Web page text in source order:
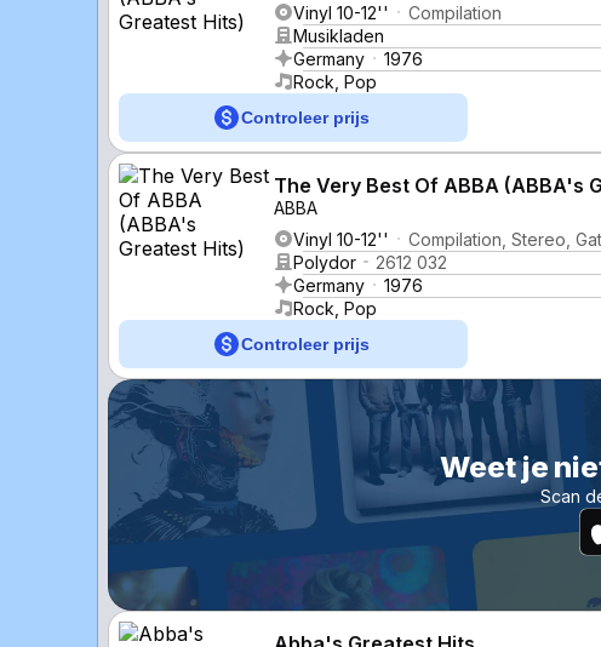
Vinyl 10-12''
Compilation
Musikladen
Germany
1976
Rock, Pop
Controleer prijs
The Very Best Of ABBA (ABBA's
ABBA
Vinyl 10-12''
Compilation, Stereo,
Polydor
2612 032
Germany
1976
Rock, Pop
Controleer prijs
Weet je
Scan